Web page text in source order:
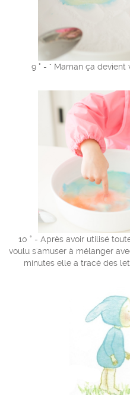
9 ° - " Maman ça
10 ° - Après avoir utilisé
voulu s'amuser à mélanger
minutes elle a tracé des